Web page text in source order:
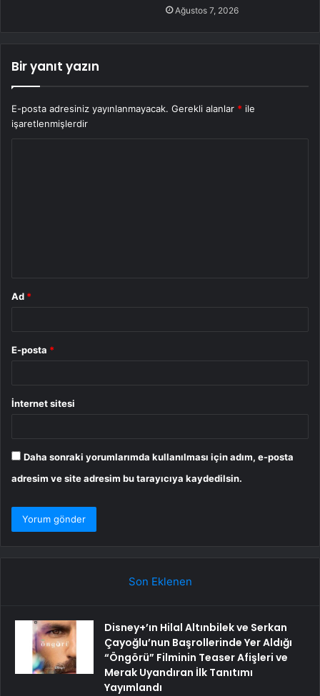
Ağustos 7, 2026
Bir yanıt yazın
E-posta adresiniz yayınlanmayacak. Gerekli alanlar * ile
işaretlenmişlerdir
Ad *
E-posta *
İnternet sitesi
Daha sonraki yorumlarımda kullanılması için adım, e-posta
adresim ve site adresim bu tarayıcıya kaydedilsin.
Son Eklenen
Disney+’ın Hilal Altınbilek ve Serkan
Çayoğlu’nun Başrollerinde Yer Aldığı
“Öngörü” Filminin Teaser Afişleri ve
Merak Uyandıran İlk Tanıtımı
Yayımlandı